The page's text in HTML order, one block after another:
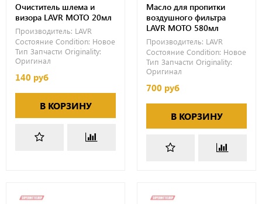
Очиститель шлема и
визора LAVR MOTO 20мл
Производитель: LAVR
Состояние Condition: Новое
Тип Запчасти Originality:
Оригинал
140 руб
В КОРЗИНУ
Масло для пропитки
воздушного фильтра
LAVR MOTO 580мл
Производитель: LAVR
Состояние Condition: Новое
Тип Запчасти Originality:
Оригинал
700 руб
В КОРЗИНУ